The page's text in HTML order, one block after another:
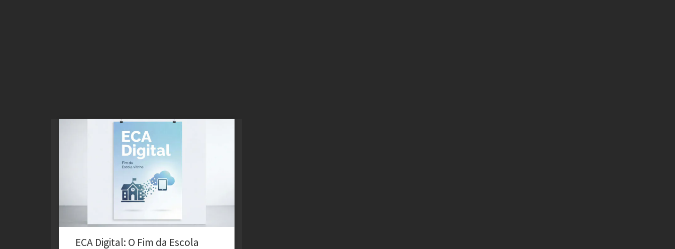
O que o ECA Digital Exige da Sala de Aula
Contemporânea Um clique aparentemente inocente. O
professor, encantado com a maquete feita por um
aluno de sete anos, saca o celular, tira uma foto do
menino sorridente segurando o trabalho e, em
segundos, a imagem está nos stories do Instagram […]
ECA Digital: O Fim da Escola